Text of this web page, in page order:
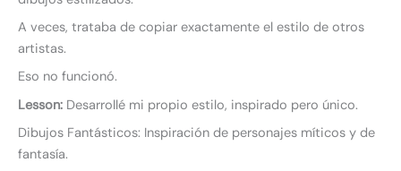
A veces, trataba de copiar exactamente el estilo de otros
artistas.
Eso no funcionó.
Lesson: Desarrollé mi propio estilo, inspirado pero único.
Dibujos Fantásticos: Inspiración de personajes míticos y de
fantasía.